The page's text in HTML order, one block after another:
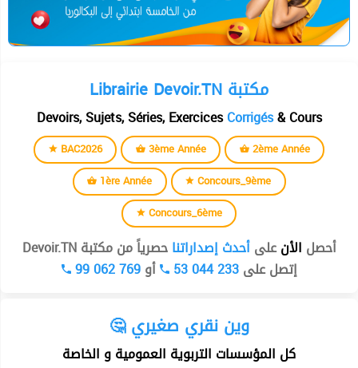
Librairie Devoir.TN مكتبة
Devoirs, Sujets, Séries, ExercicesCorrigés& Cours
BAC2026 3ème Année
2ème Année
1ère Année
Concours_9ème
Concours_6ème
أحصل الأنعلىأحدث إصداراتناحصرياً من مكتبة Devoir.TN
إتصل على53 044 233 أو99 062 769
🤔 وين نقري صغيري
كل المؤسسات التربوية العمومية و الخاصة